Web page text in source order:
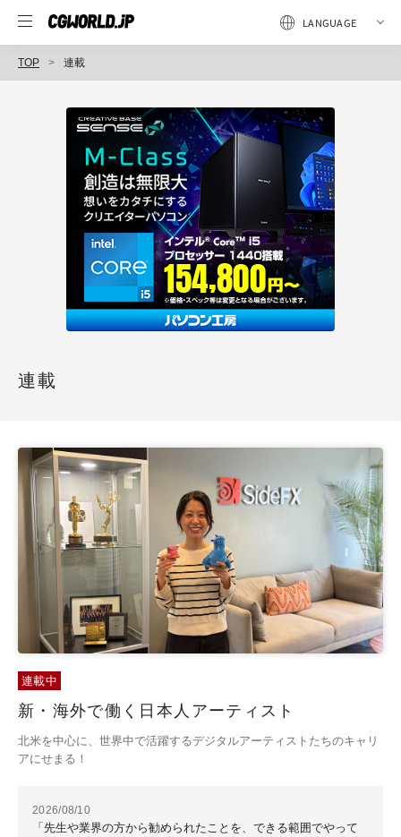
TOP 連載
連載
連載中
新・海外で働く日本人アーティスト
北米を中心に、世界中で活躍するデジタルアーティストたちのキャリ
アにせまる！
2026/08/10
「先生や業界の方から勧められたことを、できる範囲でやって